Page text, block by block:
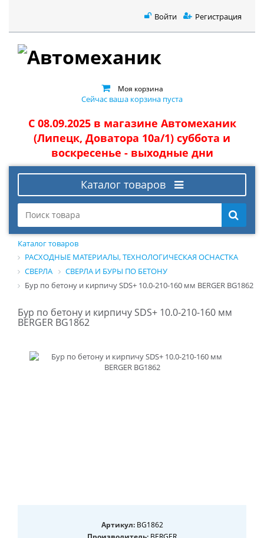
Войти Регистрация
Моя корзина
Сейчас ваша корзина пуста
С 08.09.2025 в магазине Автомеханик
(Липецк, Доватора 10а/1) суббота и
воскресенье - выходные дни
Каталог товаров
Каталог товаров
РАСХОДНЫЕ МАТЕРИАЛЫ, ТЕХНОЛОГИЧЕСКАЯ ОСНАСТКА
СВЕРЛА
СВЕРЛА И БУРЫ ПО БЕТОНУ
Бур по бетону и кирпичу SDS+ 10.0-210-160 мм BERGER BG1862
Бур по бетону и кирпичу SDS+ 10.0-210-160 мм
BERGER BG1862
Артикул:BG1862